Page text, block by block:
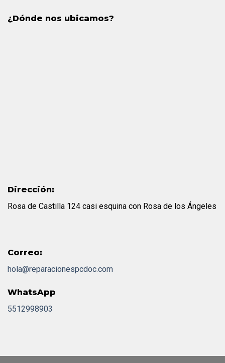
¿Dónde nos ubicamos?
Dirección:
Rosa de Castilla 124 casi esquina con Rosa de los Ángeles
Correo:
hola@reparacionespcdoc.com
WhatsApp
5512998903